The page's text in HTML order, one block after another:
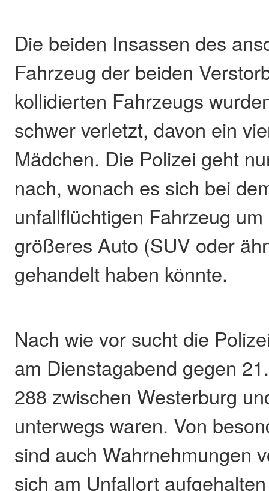
Die beiden Insassen des
Fahrzeug der beiden
kollidierten Fahrzeugs
schwer verletzt, davon ein
Mädchen. Die Polizei geht
nach, wonach es sich bei
unfallflüchtigen Fahrzeug
größeres Auto (SUV oder
gehandelt haben könnte.
Nach wie vor sucht die
am Dienstagabend gegen
288 zwischen Westerburg
unterwegs waren. Von
sind auch Wahrnehmungen
sich am Unfallort